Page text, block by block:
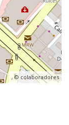
, © colaboradores